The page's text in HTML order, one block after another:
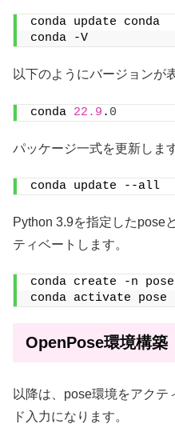
conda update conda
conda -V
以下のようにバージョンが
conda 22.9 . 0
パッケージ一式を更新します
conda update --all
Python 3.9を指定したpose
ティベートします。
conda create -n
conda activate pose
OpenPose環境構築
以降は、pose環境をアク
ド入力になります。